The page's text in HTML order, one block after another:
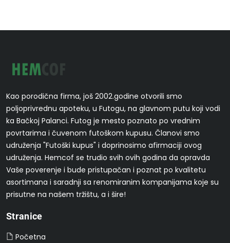
Kao porodična firma, još 2002.godine otvorili smo
poljoprivrednu apoteku, u Futogu, na glavnom putu koji vodi
ka Bačkoj Palanci. Futog je mesto poznato po vrednim
povrtarima i čuvenom futoškom kupusu. Članovi smo
udruženja "Futoški kupus" i doprinosimo afirmaciji ovog
udruženja. Hemcof se trudio svih ovih godina da opravda
Vaše poverenje i bude pristupačan i poznat po kvalitetu
asortimana i saradnji sa renomiranim kompanijama koje su
prisutne na našem tržištu, a i šire!
Stranice
Početna